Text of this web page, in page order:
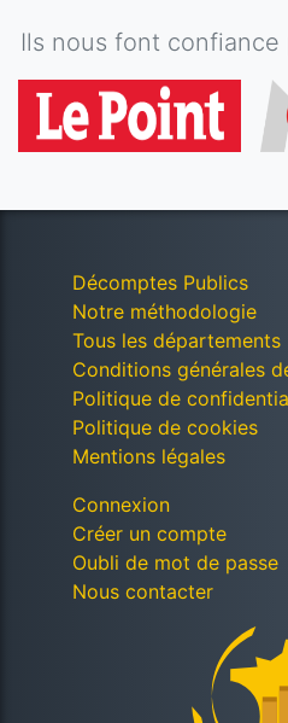
Ils nous font confiance
Décomptes Publics
Notre méthodologie
Tous les départements
Conditions générales
Politique de
Politique de cookies
Mentions légales
Connexion
Créer un compte
Oubli de mot de passe
Nous contacter